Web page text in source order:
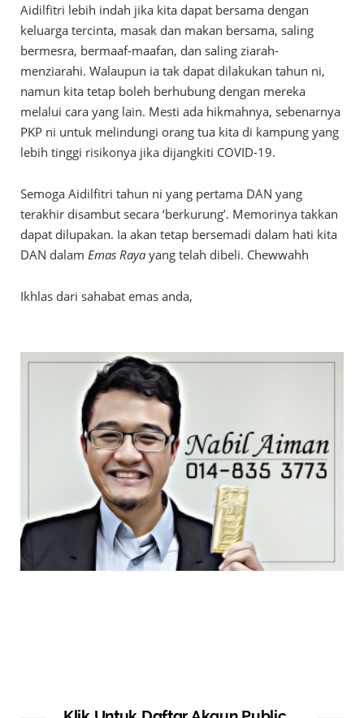
Aidilfitri lebih indah jika kita dapat bersama dengan
keluarga tercinta, masak dan makan bersama, saling
bermesra, bermaaf-maafan, dan saling ziarah-
menziarahi. Walaupun ia tak dapat dilakukan tahun ni,
namun kita tetap boleh berhubung dengan mereka
melalui cara yang lain. Mesti ada hikmahnya, sebenarnya
PKP ni untuk melindungi orang tua kita di kampung yang
lebih tinggi risikonya jika dijangkiti COVID-19.
Semoga Aidilfitri tahun ni yang pertama DAN yang
terakhir disambut secara ‘berkurung’. Memorinya takkan
dapat dilupakan. Ia akan tetap bersemadi dalam hati kita
DAN dalam Emas Raya yang telah dibeli. Chewwahh
Ikhlas dari sahabat emas anda,